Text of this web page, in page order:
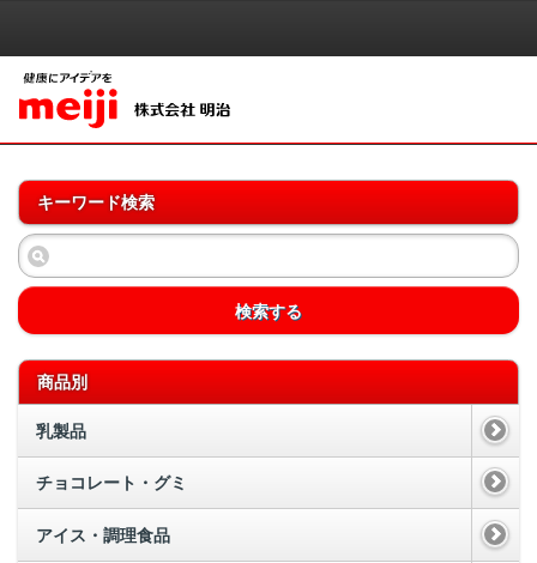
キーワード検索
検索する
商品別
乳製品
チョコレート・グミ
アイス・調理食品